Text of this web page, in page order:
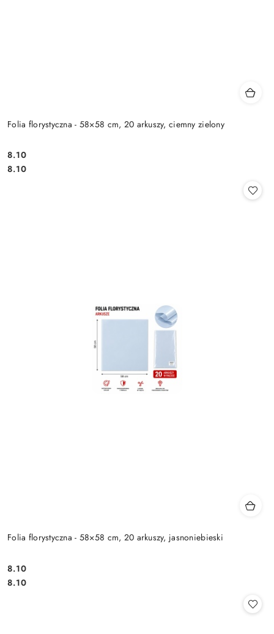
Folia florystyczna - 58×58 cm, 20 arkuszy, ciemny zielony
Cena:
8.10
Cena:
8.10
Folia florystyczna - 58×58 cm, 20 arkuszy, jasnoniebieski
Cena:
8.10
Cena:
8.10